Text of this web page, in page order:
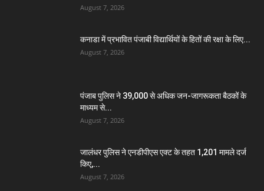
August 7, 2026
कनाडा में प्रभावित पंजाबी विद्यार्थियों के हितों की रक्षा के लिए...
August 7, 2026
पंजाब पुलिस ने 39,000 से अधिक जन-जागरूकता बैठकों के
माध्यम से...
August 7, 2026
जालंधर पुलिस ने एनडीपीएस एक्ट के तहत 1,201 मामले दर्ज
किए,...
August 7, 2026